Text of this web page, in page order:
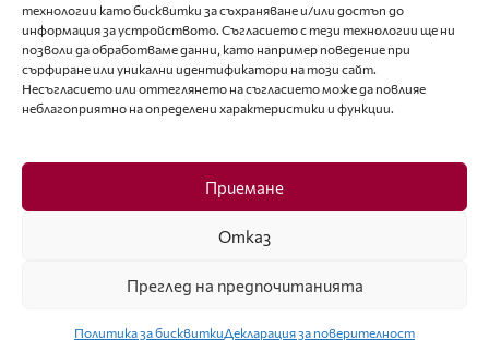
технологии като бисквитки за съхраняване и/или достъп до
информация за устройството. Съгласието с тези технологии ще ни
позволи да обработваме данни, като например поведение при
сърфиране или уникални идентификатори на този сайт.
Несъгласието или оттеглянето на съгласието може да повлияе
неблагоприятно на определени характеристики и функции.
Приемане
Отказ
Преглед на предпочитанията
Политика за бисквиткиДекларация за поверителност
editor@fashion-lifestyle.net
+359 88 227 33 47
Последвайте ни
Facebook
ISSN 1314-8915 Copyright © 2007-2025 Ot igla do konetz Ltd. & Fashion.bg